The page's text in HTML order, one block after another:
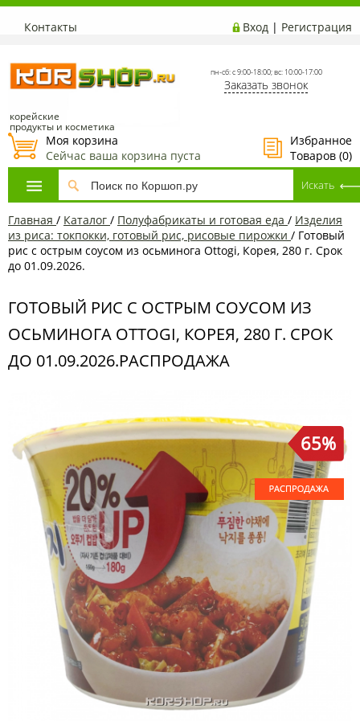
Контакты Вход | Регистрация
корейские
продукты и косметика
пн-сб: с 9:00-18:00; вс: 10:00-17:00
Заказать звонок
Избранное
Товаров (0)
Моя корзина
Сейчас ваша корзина пуста
Главная / Каталог / Полуфабрикаты и готовая еда / Изделия
из риса: токпокки, готовый рис, рисовые пирожки / Готовый
рис с острым соусом из осьминога Ottogi, Корея, 280 г. Срок
до 01.09.2026.
ГОТОВЫЙ РИС С ОСТРЫМ СОУСОМ ИЗ
ОСЬМИНОГА OTTOGI, КОРЕЯ, 280 Г. СРОК
ДО 01.09.2026.РАСПРОДАЖА
65%